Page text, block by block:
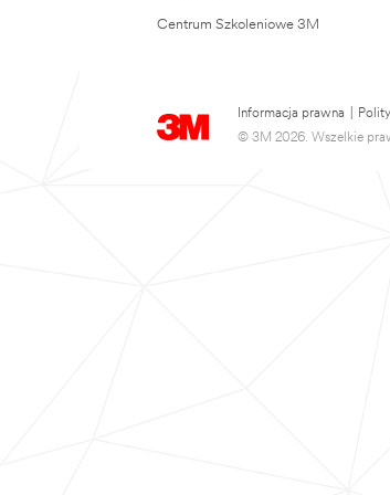
Centrum Szkoleniowe 3M
Informacja prawna
© 3M 2026. Wszelkie